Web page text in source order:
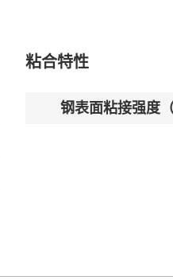
粘合特性
钢表面粘接强度（